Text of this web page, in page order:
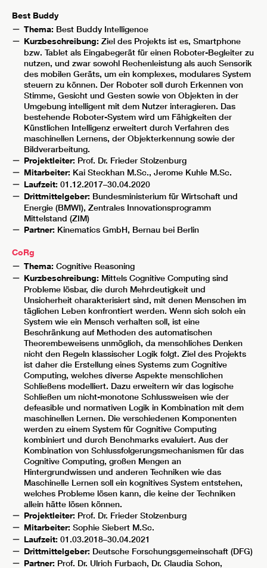
Best Buddy
Thema: Best Buddy Intelligence
Kurzbeschreibung: Ziel des Projekts ist es, Smartphone
bzw. Tablet als Eingabegerät für einen Roboter-Begleiter zu
nutzen, und zwar sowohl Rechenleistung als auch Sensorik
des mobilen Geräts, um ein komplexes, modulares System
steuern zu können. Der Roboter soll durch Erkennen von
Stimme, Gesicht und Gesten sowie von Objekten in der
Umgebung intelligent mit dem Nutzer interagieren. Das
bestehende Roboter-System wird um Fähigkeiten der
Künstlichen Intelligenz erweitert durch Verfahren des
maschinellen Lernens, der Objekterkennung sowie der
Bildverarbeitung.
Projektleiter: Prof. Dr. Frieder Stolzenburg
Mitarbeiter: Kai Steckhan M.Sc., Jerome Kuhle M.Sc.
Laufzeit: 01.12.2017–30.04.2020
Drittmittelgeber: Bundesministerium für Wirtschaft und
Energie (BMWI), Zentrales Innovationsprogramm
Mittelstand (ZIM)
Partner: Kinematics GmbH, Bernau bei Berlin
CoRg
Thema: Cognitive Reasoning
Kurzbeschreibung: Mittels Cognitive Computing sind
Probleme lösbar, die durch Mehrdeutigkeit und
Unsicherheit charakterisiert sind, mit denen Menschen im
täglichen Leben konfrontiert werden. Wenn sich solch ein
System wie ein Mensch verhalten soll, ist eine
Beschränkung auf Methoden des automatischen
Theorembeweisens unmöglich, da menschliches Denken
nicht den Regeln klassischer Logik folgt. Ziel des Projekts
ist daher die Erstellung eines Systems zum Cognitive
Computing, welches diverse Aspekte menschlichen
Schließens modelliert. Dazu erweitern wir das logische
Schließen um nicht-monotone Schlussweisen wie der
defeasible und normativen Logik in Kombination mit dem
maschinellen Lernen. Die verschiedenen Komponenten
werden zu einem System für Cognitive Computing
kombiniert und durch Benchmarks evaluiert. Aus der
Kombination von Schlussfolgerungsmechanismen für das
Cognitive Computing, großen Mengen an
Hintergrundwissen und anderen Techniken wie das
Maschinelle Lernen soll ein kognitives System entstehen,
welches Probleme lösen kann, die keine der Techniken
allein hätte lösen können.
Projektleiter: Prof. Dr. Frieder Stolzenburg
Mitarbeiter: Sophie Siebert M.Sc.
Laufzeit: 01.03.2018–30.04.2021
Drittmittelgeber: Deutsche Forschungsgemeinschaft (DFG)
Partner: Prof. Dr. Ulrich Furbach, Dr. Claudia Schon,